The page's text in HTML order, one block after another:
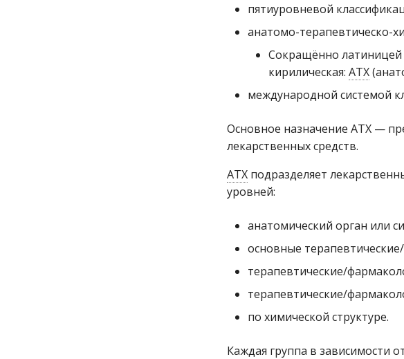
пятиуровневой
анатомо-терапевтическо-
Сокращённо латиницей
кирилическая: АТХ
международной системой
Основное назначение ATХ —
лекарственных средств.
АТХ подразделяет
уровней:
анатомический орган или
основные
терапевтические/
терапевтические/
по химической структуре.
Каждая группа в зависимости